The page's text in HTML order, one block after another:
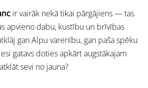
ir vairāk nekā tikai pārgājiens — tas
apvieno dabu, kustību un brīvības
gan Alpu varenību, gan paša spēku
gatavs doties apkārt augstākajam
sevi no jauna?